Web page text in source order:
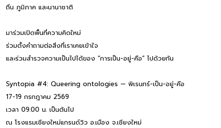
ถิ่น ภูมิภาค และนานาชาติ
มาร่วมเปิดพื้นที่ความคิดใหม่
ร่วมตั้งคำถามต่อสิ่งที่เราเคยเข้าใจ
และร่วมสำรวจความเป็นไปได้ของ “การเป็น-อยู่-คือ” ไปด้วยกัน
Syntopia #4: Queering ontologies — พิเรนทร์-เป็น-อยู่-คือ
17-19 กรกฎาคม 2569
เวลา 09.00 น. เป็นต้นไป
ณ โรงแรมเชียงใหม่แกรนด์วิว อ.เมือง จ.เชียงใหม่